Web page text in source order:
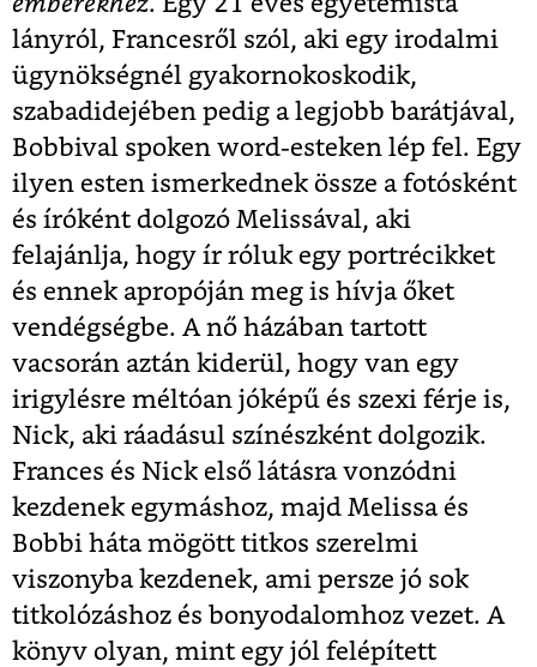
lányról, Francesről szól, aki egy irodalmi
ügynökségnél gyakornokoskodik,
szabadidejében pedig a legjobb barátjával,
Bobbival spoken word-esteken lép fel. Egy
ilyen esten ismerkednek össze a fotósként
és íróként dolgozó Melissával, aki
felajánlja, hogy ír róluk egy portrécikket
és ennek apropóján meg is hívja őket
vendégségbe. A nő házában tartott
vacsorán aztán kiderül, hogy van egy
irigylésre méltóan jóképű és szexi férje is,
Nick, aki ráadásul színészként dolgozik.
Frances és Nick első látásra vonzódni
kezdenek egymáshoz, majd Melissa és
Bobbi háta mögött titkos szerelmi
viszonyba kezdenek, ami persze jó sok
titkolózáshoz és bonyodalomhoz vezet. A
könyv olyan, mint egy jól felépített